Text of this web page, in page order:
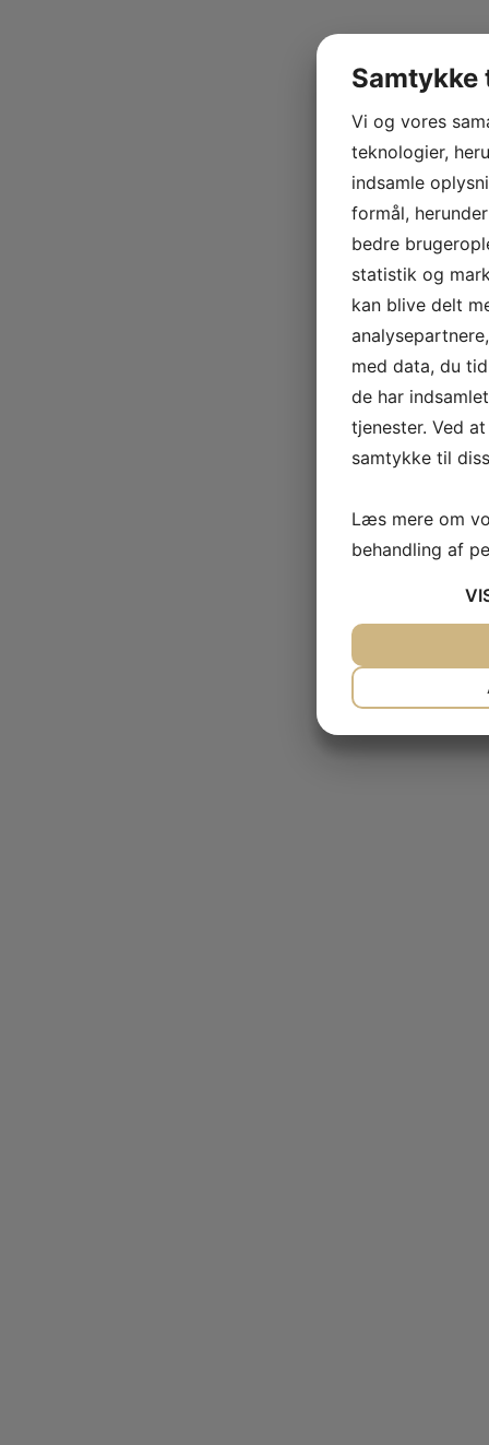
Vi og vores
teknologier,
indsamle
formål,
bedre
statistik og
kan blive delt
med data, du
de har
tjenester. Ved
samtykke til
Læs mere om
behandling af